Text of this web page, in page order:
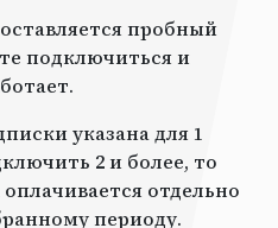
пробный
подключиться и
указана для 1
2 и более, то
отдельно
периоду.